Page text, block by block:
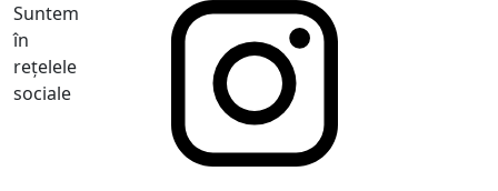
Suntem
în
rețelele
sociale